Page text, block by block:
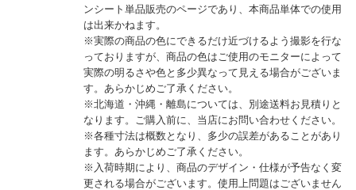
ンシート単品販売のページであり、本商品単体での使用
は出来かねます。
※実際の商品の色にできるだけ近づけるよう撮影を行な
っておりますが、商品の色はご使用のモニターによって
実際の明るさや色と多少異なって見える場合がございま
す。あらかじめご了承ください。
※北海道・沖縄・離島については、別途送料お見積りと
なります。ご購入前に、当店にお問い合わせください。
※各種寸法は概数となり、多少の誤差があることがあり
ます。あらかじめご了承ください。
※入荷時期により、商品のデザイン・仕様が予告なく変
更される場合がございます。使用上問題はございません